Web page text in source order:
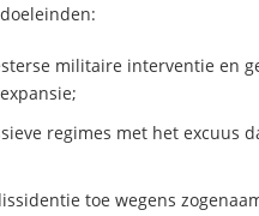
militaire interventie en
regimes met het excuus
toe wegens